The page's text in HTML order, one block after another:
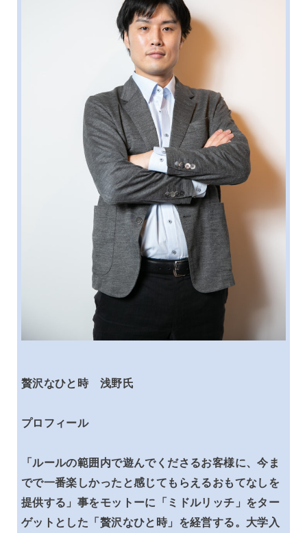
贅沢なひと時 浅野氏
プロフィール
「ルールの範囲内で遊んでくださるお客様に、今ま
でで一番楽しかったと感じてもらえるおもてなしを
提供する」事をモットーに「ミドルリッチ」をター
ゲットとした「贅沢なひと時」を経営する。大学入